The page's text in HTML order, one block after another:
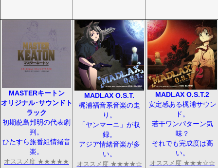
MASTERキートン
オリジナル･サウンドト
ラック
初期蓜島邦明の代表劇
判。
ひたすら旅番組情緒音
楽。
オススメ度 ★★★★★
MADLAX O.S.T.
梶浦福音系音楽の走
り。
「ヤンマーニ」が収
録。
アジア情緒音楽が多
い。
オススメ度 ★★★★☆
MADLAX O.S.T.2
安定感ある梶浦サウン
ド。
若干ワンパターン気
味？
それでも完成度は高
い。
オススメ度 ★★★☆☆